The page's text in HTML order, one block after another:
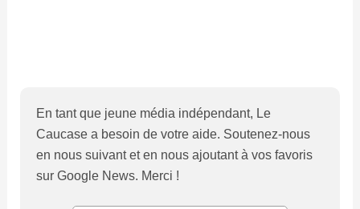
En tant que jeune média indépendant, Le
Caucase a besoin de votre aide. Soutenez-nous
en nous suivant et en nous ajoutant à vos favoris
sur Google News. Merci !